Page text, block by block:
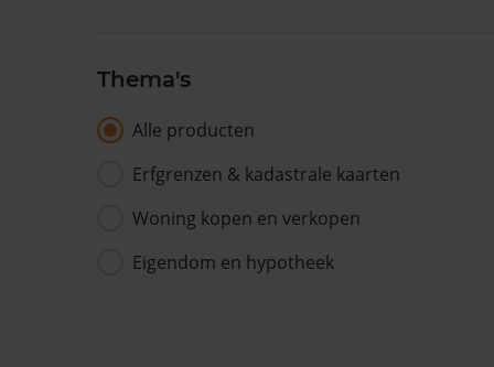
Thema's
Alle producten
Erfgrenzen & kadastrale kaarten
Woning kopen en verkopen
Eigendom en hypotheek